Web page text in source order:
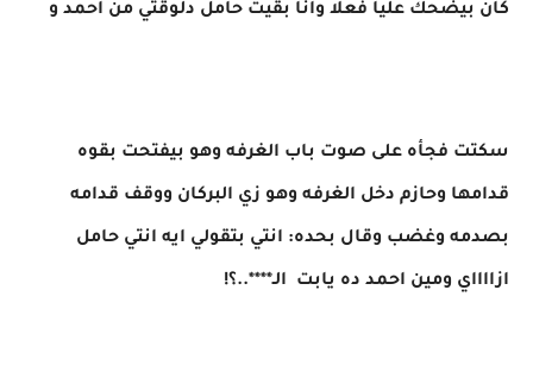
كان بيضحك عليا فعلا وانا بقيت حامل دلوقتي من احمد و
سكتت فجأه على صوت باب الغرفه وهو بيفتحت بقوه
قدامها وحازم دخل الغرفه وهو زي البركان ووقف قدامه
بصدمه وغضب وقال بحده: انتي بتقولي ايه انتي حامل
ازااااي ومين احمد ده يابت الـ****..؟!